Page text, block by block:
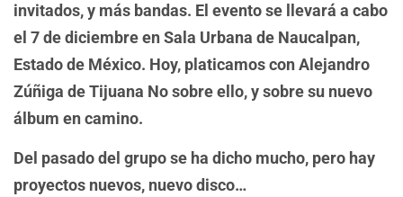
invitados, y más bandas. El evento se llevará a cabo
el 7 de diciembre en Sala Urbana de Naucalpan,
Estado de México. Hoy, platicamos con Alejandro
Zúñiga de Tijuana No sobre ello, y sobre su nuevo
álbum en camino.
Del pasado del grupo se ha dicho mucho, pero hay
proyectos nuevos, nuevo disco…